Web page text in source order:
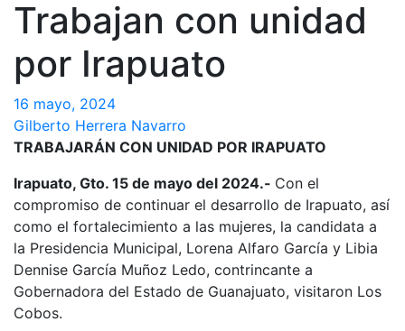
Trabajan con unidad
por Irapuato
16 mayo, 2024
Gilberto Herrera Navarro
TRABAJARÁN CON UNIDAD POR IRAPUATO
Irapuato, Gto. 15 de mayo del 2024.- Con el
compromiso de continuar el desarrollo de Irapuato, así
como el fortalecimiento a las mujeres, la candidata a
la Presidencia Municipal, Lorena Alfaro García y Libia
Dennise García Muñoz Ledo, contrincante a
Gobernadora del Estado de Guanajuato, visitaron Los
Cobos.